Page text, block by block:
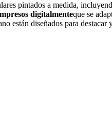
pintados a medida,
digitalmenteque se
están diseñados para